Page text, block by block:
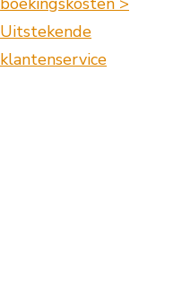
Uitstekende
klantenservice